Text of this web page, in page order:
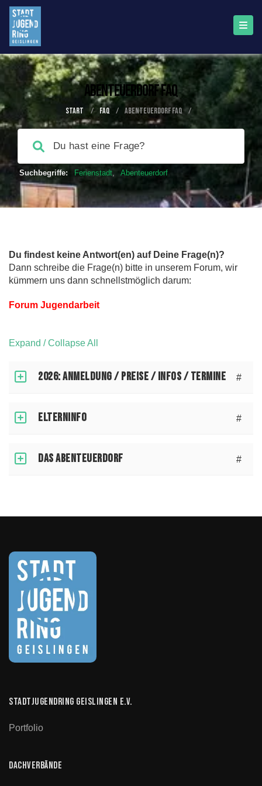
Abenteuerdorf FAQ
Start / FAQ / Abenteuerdorf FAQ /
Suchbegriffe: Ferienstadt, Abenteuerdorf
Du findest keine Antwort(en) auf Deine Frage(n)?
Dann schreibe die Frage(n) bitte in unserem Forum, wir
kümmern uns dann schnellstmöglich darum:
Forum Jugendarbeit
Expand / Collapse All
2026: Anmeldung / Preise / Infos / Termine #
Elterninfo #
Das Abenteuerdorf #
Stadtjugendring Geislingen e.V.
Portfolio
Dachverbände